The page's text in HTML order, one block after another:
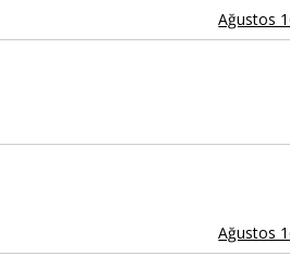
Ağustos
Ağustos